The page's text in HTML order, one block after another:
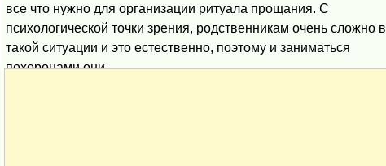
все что нужно для организации ритуала прощания. С
психологической точки зрения, родственникам очень сложно в
такой ситуации и это естественно, поэтому и заниматься
похоронами они ...